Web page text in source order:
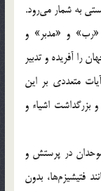
به شمار مي‌رود.
«رب» و «مدبر» و
آفريده و تدبير
متعددي بر اين
پرستش و بزرگداشت اشياء و
در پرستش و
فتيشيزم‌ها، بدون